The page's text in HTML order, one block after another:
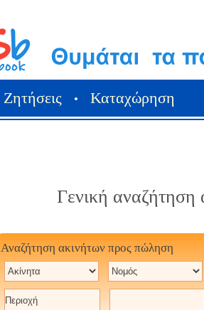
Ζητήσεις • Καταχώρηση
Γενική
Αναζήτηση ακινήτων προς πώληση